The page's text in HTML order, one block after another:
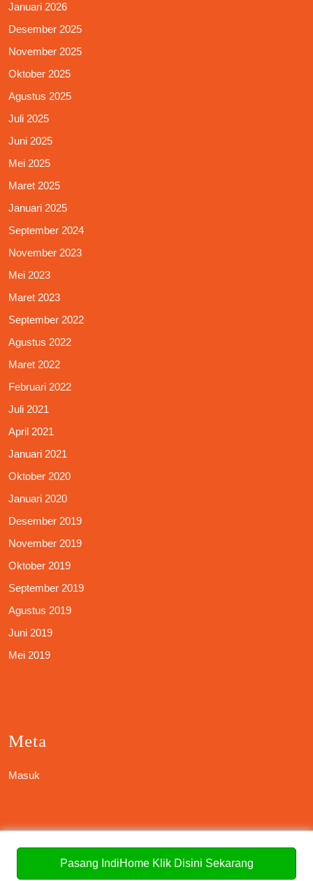
Januari 2026
Desember 2025
November 2025
Oktober 2025
Agustus 2025
Juli 2025
Juni 2025
Mei 2025
Maret 2025
Januari 2025
September 2024
November 2023
Mei 2023
Maret 2023
September 2022
Agustus 2022
Maret 2022
Februari 2022
Juli 2021
April 2021
Januari 2021
Oktober 2020
Januari 2020
Desember 2019
November 2019
Oktober 2019
September 2019
Agustus 2019
Juni 2019
Mei 2019
Meta
Masuk
CategoriesPasang IndiHome Klik Disini Sekarang